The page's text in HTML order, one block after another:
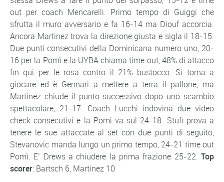
out per coach Mencarelli. Primo tempo di Guiggi che
sfrutta il muro avversario e fa 16-14 ma Diouf accorcia.
Ancora Martinez trova la direzione giusta e sigla il 18-15.
Due punti consecutivi della Dominicana numero uno, 20-
16 per la Pomì e la UYBA chiama time out, 48% di attacco
fin qui per le rosa contro il 21% bustocco. Si torna a
giocare ed è Gennari a mettere a terra il pallone, ma
Martinez chiude il punto successivo dopo uno scambio
spettacolare, 21-17. Coach Lucchi indovina due video
check consecutivi e la Pomì va sul 24-18. Stufi prova a
tenere le sue attaccate al set con due punti di seguito,
Stevanovic manda lungo un primo tempo, 24-21 time out
Pomì. E’ Drews a chiudere la prima frazione 25-22. Top
scorer: Bartsch 6, Martinez 10